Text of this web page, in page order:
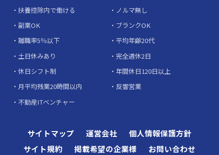
扶養控除内で働ける
ノルマ無し
副業OK
ブランクOK
離職率5％以下
平均年齢20代
土日休みあり
完全週休2日
休日シフト制
年間休日120日以上
月平均残業20時間以内
反響営業
不動産ITベンチャー
サイトマップ 運営会社
個人情報保護方針
サイト規約
掲載希望の企業様 お問い合わせ